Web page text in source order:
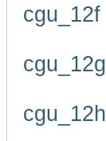
cgu_12f
cgu_12g
cgu_12h